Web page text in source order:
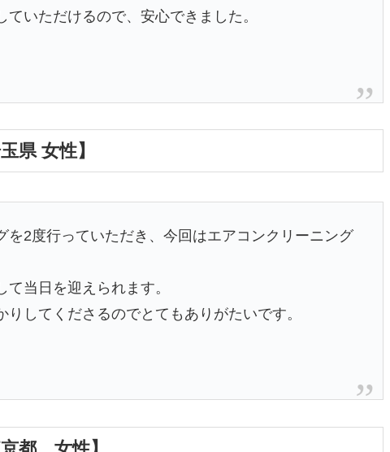
いただけるので、安心できました。
県 女性】
を2度行っていただき、今回はエアコンクリーニング
当日を迎えられます。
してくださるのでとてもありがたいです。